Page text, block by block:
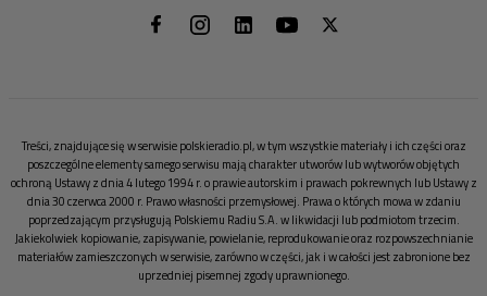
Treści, znajdujące się w serwisie polskieradio.pl, w tym wszystkie materiały i ich części oraz
poszczególne elementy samego serwisu mają charakter utworów lub wytworów objętych
ochroną Ustawy z dnia 4 lutego 1994 r. o prawie autorskim i prawach pokrewnych lub Ustawy z
dnia 30 czerwca 2000 r. Prawo własności przemysłowej. Prawa o których mowa w zdaniu
poprzedzającym przysługują Polskiemu Radiu S.A. w likwidacji lub podmiotom trzecim.
Jakiekolwiek kopiowanie, zapisywanie, powielanie, reprodukowanie oraz rozpowszechnianie
materiałów zamieszczonych w serwisie, zarówno w części, jak i w całości jest zabronione bez
uprzedniej pisemnej zgody uprawnionego.